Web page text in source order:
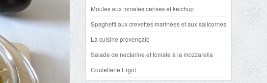
Moules aux tomates cerises et ketchup
Spaghetti aux crevettes marinées et aux salicornes
La cuisine provençale
Salade de nectarine et tomate à la mozzarella
Coutellerie Ergot